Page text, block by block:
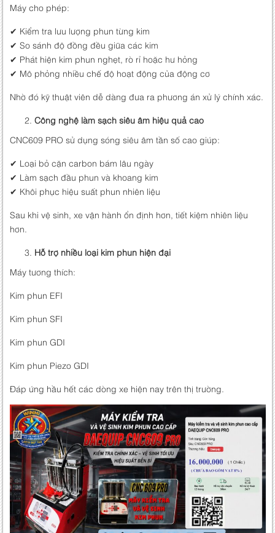
Máy cho phép:
✔ Kiểm tra lưu lượng phun từng kim
✔ So sánh độ đồng đều giữa các kim
✔ Phát hiện kim phun nghẹt, rò rỉ hoặc hư hỏng
✔ Mô phỏng nhiều chế độ hoạt động của động cơ
Nhờ đó kỹ thuật viên dễ dàng đưa ra phương án xử lý chính xác.
Công nghệ làm sạch siêu âm hiệu quả cao
CNC609 PRO sử dụng sóng siêu âm tần số cao giúp:
✔ Loại bỏ cặn carbon bám lâu ngày
✔ Làm sạch đầu phun và khoang kim
✔ Khôi phục hiệu suất phun nhiên liệu
Sau khi vệ sinh, xe vận hành ổn định hơn, tiết kiệm nhiên liệu
hơn.
Hỗ trợ nhiều loại kim phun hiện đại
Máy tương thích:
Kim phun EFI
Kim phun SFI
Kim phun GDI
Kim phun Piezo GDI
Đáp ứng hầu hết các dòng xe hiện nay trên thị trường.